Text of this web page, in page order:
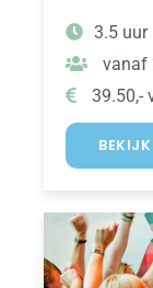
3.5 uur
vanaf
39.50,-
BEKIJK